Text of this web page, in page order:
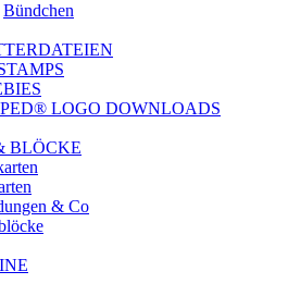
Bündchen
LOGO DOWNLOADS
BLÖCKE
& Co